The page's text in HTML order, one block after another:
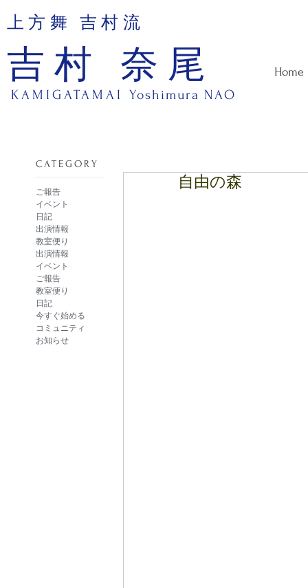
上方舞 吉村流
吉村 奈尾 Home
KAMIGATAMAI Yoshimura NAO
​CATEGORY
ご報告
イベント
日記
出演情報
教室便り
出演情報
イベント
ご報告
教室便り
日記
今すぐ始める
コミュニティ
お知らせ
自由の森